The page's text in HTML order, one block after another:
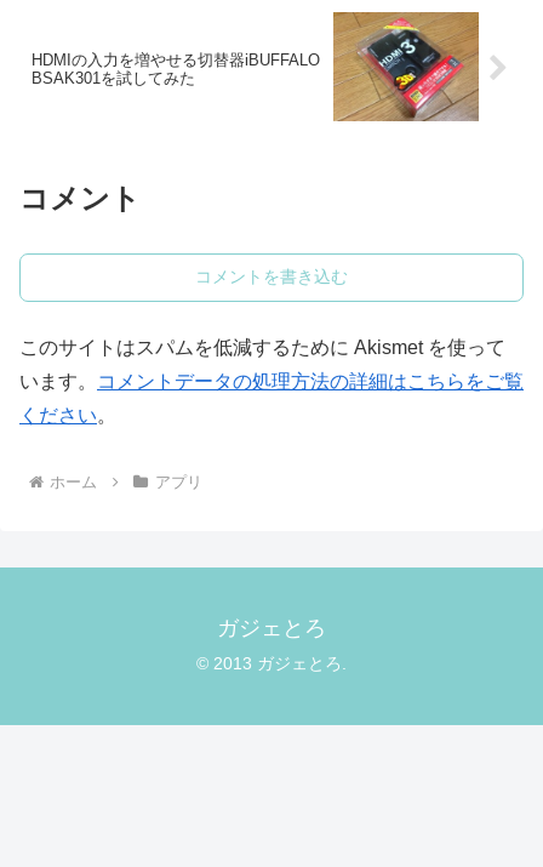
HDMIの入力を増やせる切替器iBUFFALO
BSAK301を試してみた
コメント
コメントを書き込む
このサイトはスパムを低減するために Akismet を使って
います。
コメントデータの処理方法の詳細はこちらをご覧
ください。
ホーム アプリ
ガジェとろ
© 2013 ガジェとろ.